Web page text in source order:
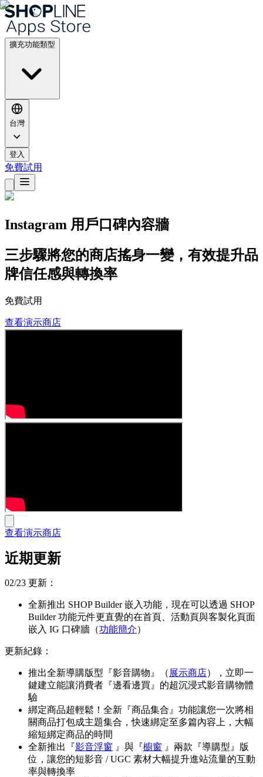
擴充功能類型
台灣
登入
免費試用
Instagram 用戶口碑內容牆
三步驟將您的商店搖身一變，有效提升品
牌信任感與轉換率
免費試用
查看演示商店
查看演示商店
近期更新
02/23 更新：
全新推出 SHOP Builder 嵌入功能，現在可以透過 SHOP
Builder 功能元件更直覺的在首頁、活動頁與客製化頁面
嵌入 IG 口碑牆（功能簡介）
更新紀錄：
推出全新導購版型『影音購物』（ 展示商店），立即一
鍵建立能讓消費者『邊看邊買』的超沉浸式影音購物體
驗
綁定商品超輕鬆！全新『商品集合』功能讓您一次將相
關商品打包成主題集合，快速綁定至多篇內容上，大幅
縮短綁定商品的時間
全新推出『影音浮窗 』與『櫥窗 』兩款『導購型』版
位，讓您的短影音 / UGC 素材大幅提升進站流量的互動
率與轉換率